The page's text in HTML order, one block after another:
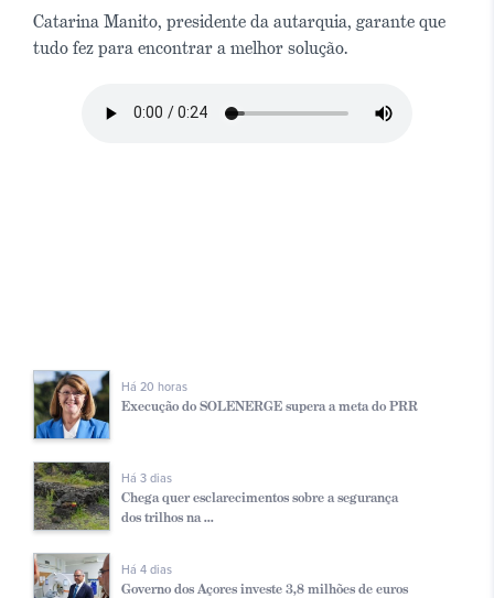
Catarina Manito, presidente da autarquia, garante que
tudo fez para encontrar a melhor solução.
Há 20 horas
Execução do SOLENERGE supera a meta do PRR
Há 3 dias
Chega quer esclarecimentos sobre a segurança
dos trilhos na ...
Há 4 dias
Governo dos Açores investe 3,8 milhões de euros